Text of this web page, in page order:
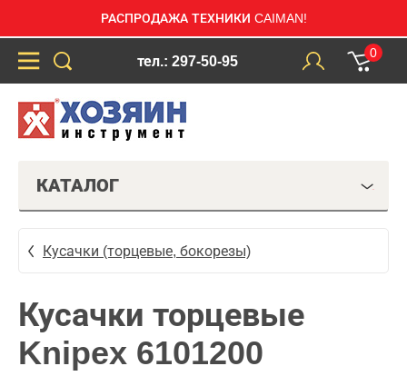
РАСПРОДАЖА ТЕХНИКИ CAIMAN!
тел.: 297-50-95
0
КАТАЛОГ
Кусачки (торцевые, бокорезы)
Кусачки торцевые
Knipex 6101200